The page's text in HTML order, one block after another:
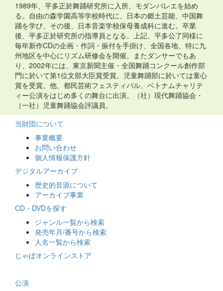
1989年、平多正於舞踊研究所に入所。モダンバレエを始め
る。自由の森学園高等学校時代に、日本の郷土芸能、中国舞
踊を学び、その後、日本音楽学校保母養成科に進む。卒業
後、平多正於研究所の指導員となる。上記、平多公了同様に
毎年新作CDの企画・作詞・振付を手掛け、全国各地、特に九
州地区を中心にリズム研修会を開催。またダンサーでもあ
り、2002年には、東京新聞主催・全国舞踊コンクール創作部
門に於いて第1位文部大臣賞受賞。児童舞踊部に於いては童心
賞を受賞。他、都民芸術フェスティバル、ベトナムチャリテ
ィー公演をはじめ多くの舞台に出演。（社）現代舞踊協会・
（一社）児童舞踊協会評議員。
当財団について
事業概要
お問い合わせ
個人情報保護方針
デジタルアーカイブ
歴史的音源について
アーカイブ事業
CD・DVDを探す
ジャンル一覧から検索
発売年月/番号から検索
人名一覧から検索
じゃぽオンラインストア
公演